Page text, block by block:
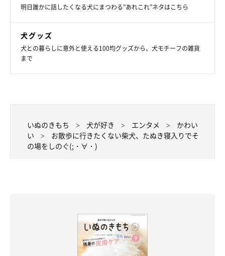
明日誰かに話したくなる犬にまつわる”あれこれ”ネタはこちら
犬グッズ
犬との暮らしに意外と使える100均グッズから、犬モチーフの雑貨
まで
いぬのきもち 犬が好き エンタメ
かわい
い
お散歩に行きたくない柴犬、たぬき寝入りでそ
の場をしのぐ(;・∀・)